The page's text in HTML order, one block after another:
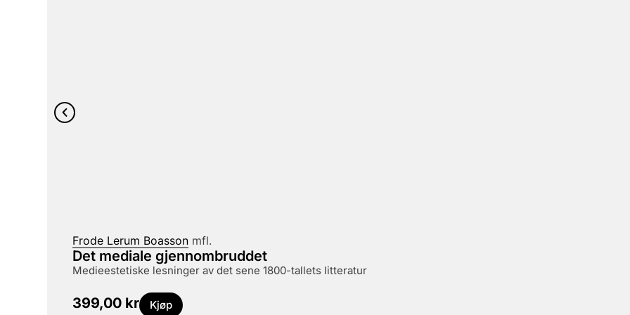
Frode Lerum Boasson mfl.
Det mediale gjennombruddet
medieestetiske lesninger av det sene 1800-tallets litteratur
399,00 kr Kjøp